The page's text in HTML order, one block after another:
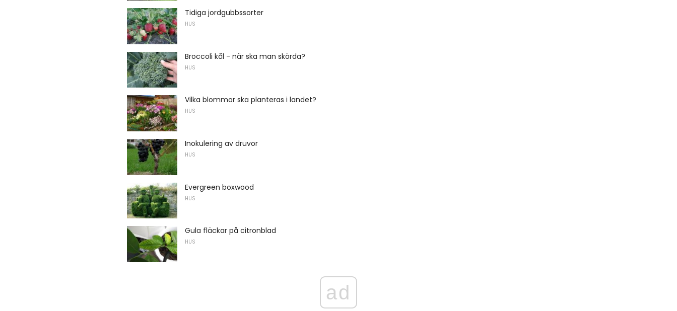
Tidiga jordgubbssorter
HUS
Broccoli kål - när ska man skörda?
HUS
Vilka blommor ska planteras i landet?
HUS
Inokulering av druvor
HUS
Evergreen boxwood
HUS
Gula fläckar på citronblad
HUS
ad